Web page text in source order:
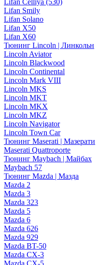
Lifan Celliya (530)
Lifan Smily
Lifan Solano
Lifan X50
Lifan X60
Тюнинг Lincoln | Линкольн
Lincoln Aviator
Lincoln Blackwood
Lincoln Continental
Lincoln Mark VIII
Lincoln MKS
Lincoln MKT
Lincoln MKX
Lincoln MKZ
Lincoln Navigator
Lincoln Town Car
Тюнинг Maserati | Мазерати
Maserati Quattroporte
Тюнинг Maybach | Майбах
Maybach 57
Тюнинг Mazda | Мазда
Mazda 2
Mazda 3
Mazda 323
Mazda 5
Mazda 6
Mazda 626
Mazda 929
Mazda BT-50
Mazda CX-3
Mazda CX-5